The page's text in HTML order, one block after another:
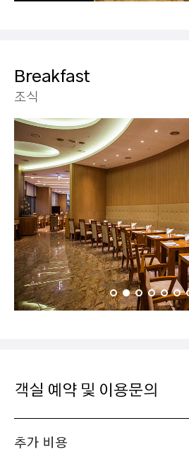
Breakfast
조식
객실 예약 및 이용문의
추가 비용